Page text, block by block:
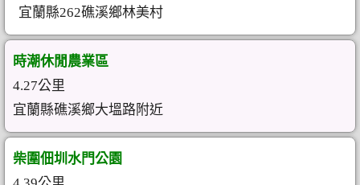
宜蘭縣262礁溪鄉林美村
時潮休閒農業區
4.27公里
宜蘭縣礁溪鄉大塭路附近
柴圍佃圳水門公園